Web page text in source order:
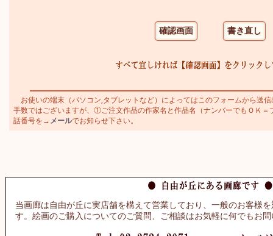
お使いの端末（パソコン,タブレットなど）によってはこのフォームから送
手数ではございますが、①ご注文作品の作家名と作品名（ナンバーでもＯＫ
話番号を→ メールでお知らせ下さい。
当画廊は自由が丘に実店舗を構えて営業しており、一般のお客様
す。絵画のご購入についてのご質問、ご相談はお気軽に何でもお